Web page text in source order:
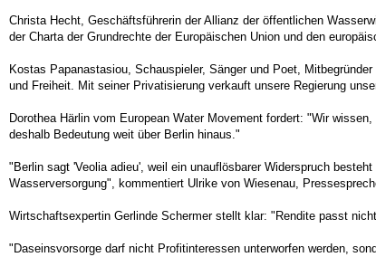
Christa Hecht, Geschäftsführerin der Allianz der öffentlichen
der Charta der Grundrechte der Europäischen Union und den
Kostas Papanastasiou, Schauspieler, Sänger und Poet,
und Freiheit. Mit seiner Privatisierung verkauft unsere Regierung
Dorothea Härlin vom European Water Movement fordert: "Wir
deshalb Bedeutung weit über Berlin hinaus."
"Berlin sagt 'Veolia adieu', weil ein unauflösbarer Widerspruch
Wasserversorgung", kommentiert Ulrike von Wiesenau,
Wirtschaftsexpertin Gerlinde Schermer stellt klar: "Rendite passt
"Daseinsvorsorge darf nicht Profitinteressen unterworfen werden,